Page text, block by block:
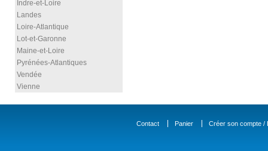
Indre-et-Loire
Landes
Loire-Atlantique
Lot-et-Garonne
Maine-et-Loire
Pyrénées-Atlantiques
Vendée
Vienne
Contact Panier Créer son compte /